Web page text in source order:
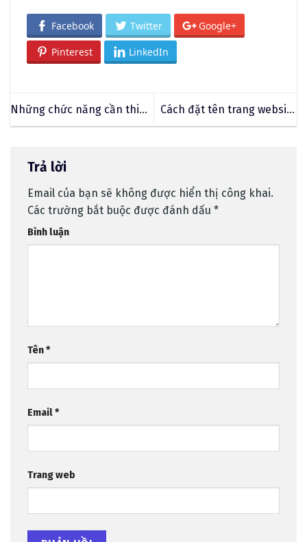
Facebook Twitter Google+
Pinterest LinkedIn
Những chức năng cần thiết
khi thiết kế website tuyển
Cách đặt tên trang website
thương hiệu – Domain tên
Trả lời
Email của bạn sẽ không được hiển thị công khai.
Các trường bắt buộc được đánh dấu *
Bình luận
Tên*
Email*
Trang web